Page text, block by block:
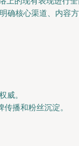
确核心渠道、内容
威。
播和粉丝沉淀。